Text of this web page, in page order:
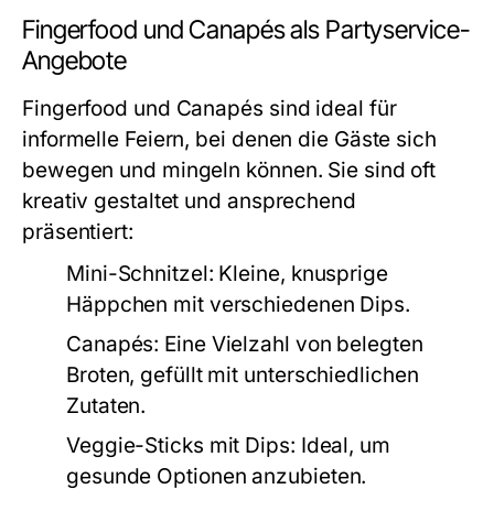
Fingerfood und Canapés als Partyservice-
Angebote
Fingerfood und Canapés sind ideal für
informelle Feiern, bei denen die Gäste sich
bewegen und mingeln können. Sie sind oft
kreativ gestaltet und ansprechend
präsentiert:
Mini-Schnitzel: Kleine, knusprige
Häppchen mit verschiedenen Dips.
Canapés: Eine Vielzahl von belegten
Broten, gefüllt mit unterschiedlichen
Zutaten.
Veggie-Sticks mit Dips: Ideal, um
gesunde Optionen anzubieten.